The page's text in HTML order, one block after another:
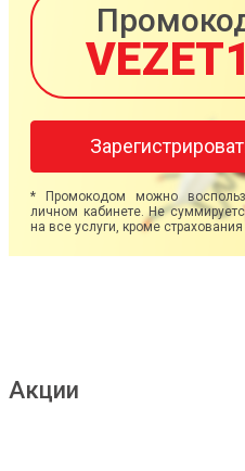
* Промокодом можно
личном кабинете. Не
на все услуги, кроме
Акции